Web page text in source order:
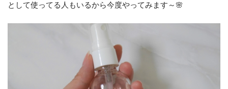
として使ってる人もいるから今度やってみます～🌸